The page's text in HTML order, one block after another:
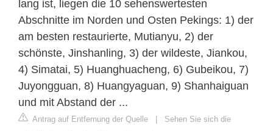
lang ist, liegen die 10 sehenswertesten
Abschnitte im Norden und Osten Pekings: 1) der
am besten restaurierte, Mutianyu, 2) der
schönste, Jinshanling, 3) der wildeste, Jiankou,
4) Simatai, 5) Huanghuacheng, 6) Gubeikou, 7)
Juyongguan, 8) Huangyaguan, 9) Shanhaiguan
und mit Abstand der ...
Antrag auf Entfernung der Quelle | Sehen Sie sich die